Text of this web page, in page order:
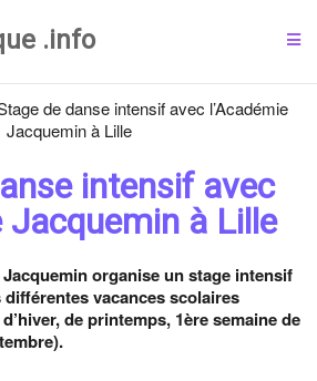
.info
de danse intensif avec l’Académie
Jacquemin à Lille
intensif avec
Jacquemin à Lille
Jacquemin organise un stage intensif
vacances scolaires
de printemps, 1ère semaine de